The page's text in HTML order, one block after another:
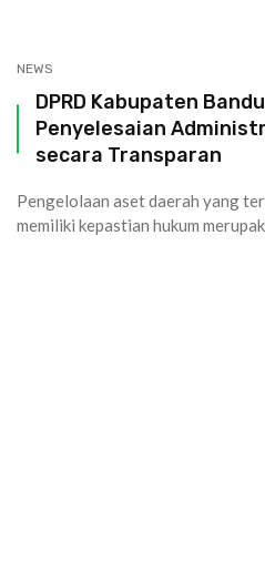
NEWS
DPRD Kabupaten
Penyelesaian
secara Transparan
Pengelolaan aset daerah yang
memiliki kepastian hukum